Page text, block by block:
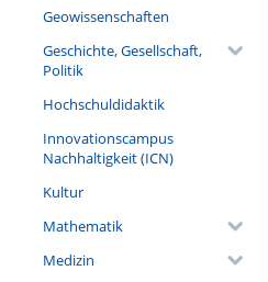
Geowissenschaften
Geschichte, Gesellschaft,
Politik
Hochschuldidaktik
Innovationscampus
Nachhaltigkeit (ICN)
Kultur
Mathematik
Medizin